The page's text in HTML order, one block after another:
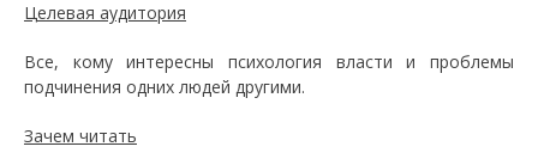
Целевая аудитория
Все, кому интересны психология власти и проблемы
подчинения одних людей другими.
Зачем читать